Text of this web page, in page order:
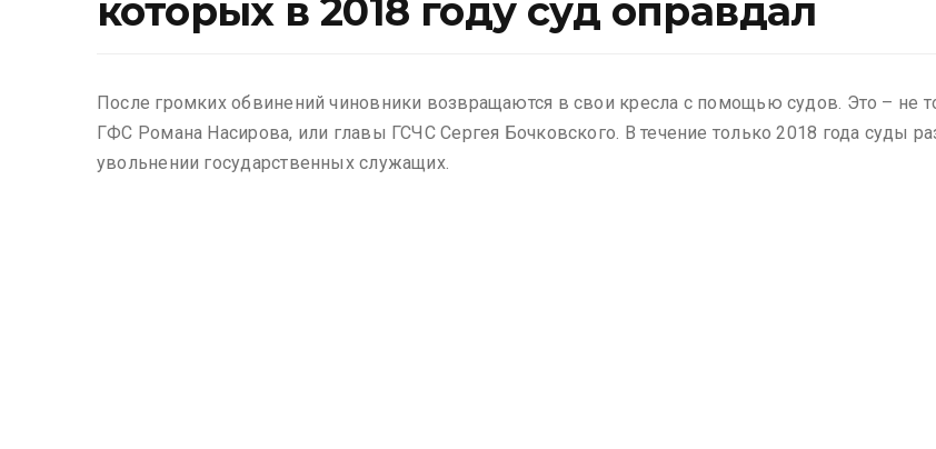
которых в 2018 году суд оправдал
После громких обвинений чиновники возвращаются в свои кресла с помощью судов. Это – не
ГФС Романа Насирова, или главы ГСЧС Сергея Бочковского. В течение только 2018 года суды
увольнении государственных служащих.